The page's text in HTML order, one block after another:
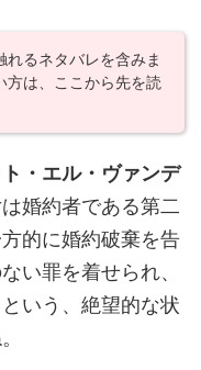
れるネタバレを含みま
方は、ここから先を読
・エル・ヴァンデ
婚約者である第二
的に婚約破棄を告
い罪を着せられ、
いう、絶望的な状